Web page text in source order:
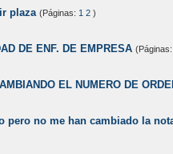
plaza (Páginas: 1 2 )
- Media 0 de 5
123 4 5
DE ENF. DE EMPRESA (Páginas:
- Media 0 de 5
12345
EL NUMERO DE
- Media 0 de 5
12345
pero no me han cambiado la
Media 0 de 5